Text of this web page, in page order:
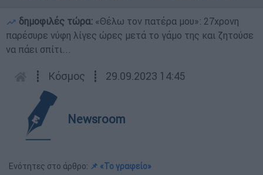
δημοφιλές τώρα: «Θέλω τον πατέρα μου»: 27χρονη
παρέσυρε νύφη λίγες ώρες μετά το γάμο της και ζητούσε
να πάει σπίτι...
┋ Κόσμος ┋ 29.09.2023 14:45
Newsroom
Ενότητες στο άρθρο: 📌 «Το γραφείο»